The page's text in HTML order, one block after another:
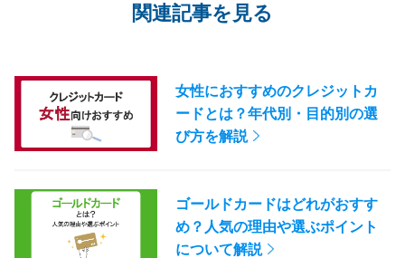
関連記事を見る
女性におすすめのクレジットカ
ードとは？年代別・目的別の選
び方を解説
ゴールドカードはどれがおすす
め？人気の理由や選ぶポイント
について解説